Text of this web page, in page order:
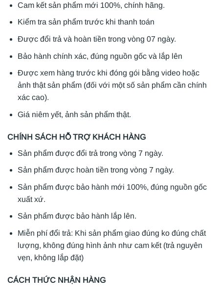
Cam kết sản phẩm mới 100%, chính hãng.
Kiểm tra sản phẩm trước khi thanh toán
Được đổi trả và hoàn tiền trong vòng 07 ngày.
Bảo hành chính xác, đúng nguồn gốc và lắp lên
Được xem hàng trước khi đóng gói bằng video hoặc
ảnh thật sản phẩm (đối với một số sản phẩm cần chính
xác cao).
Giá niêm yết, ảnh sản phẩm thật.
CHÍNH SÁCH HỖ TRỢ KHÁCH HÀNG
Sản phẩm được đổi trả trong vòng 7 ngày.
Sản phẩm được hoàn tiền trong vòng 7 ngày.
Sản phẩm được bảo hành mới 100%, đúng nguồn gốc
xuất xứ.
Sản phẩm được bảo hành lắp lên.
Miễn phí đổi trả: Khi sản phẩm giao đúng ko đúng chất
lượng, không đúng hình ảnh như cam kết (trả nguyên
vẹn, không lắp đặt)
CÁCH THỨC NHẬN HÀNG